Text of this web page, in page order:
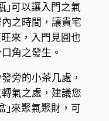
｣可以讓入門之氣
之時間，讓貴宅
來，入門見圓也
角之發生。
旁的小茶几處，
氣之處，建議您
｣來聚氣聚財，可